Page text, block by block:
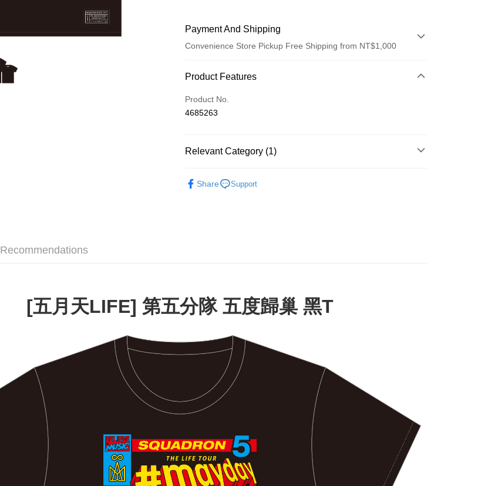
Payment And Shipping
Convenience Store Pickup Free Shipping from NT$1,000
Payment Method
Credit Card (Full Payment)
Convenience Store Pickup and Pay
Easy Wallet
全家取貨付款
付款後全家取貨
NT$65/order | Free shipping on orders of NT$1,000 or more
7-11取貨付款
NT$65/order | Free shipping on orders of NT$1,000 or more
付款後7-11取貨
NT$65/order | Free shipping on orders of NT$1,000 or more
宅配
NT$85/order | Free shipping on orders of NT$1,000 or more
Product Features
Product No.
4685263
Relevant Category (1)
Share
Support
Recommendations
[五月天LIFE] 第五分隊 五度歸巢 黑T